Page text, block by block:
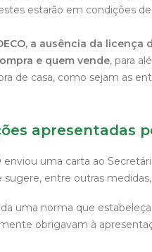
estarão em condições
a ausência da
e quem vende, para
de casa, como sejam as
apresentadas
enviou uma carta ao
sugere, entre outras
uma norma que
obrigavam à